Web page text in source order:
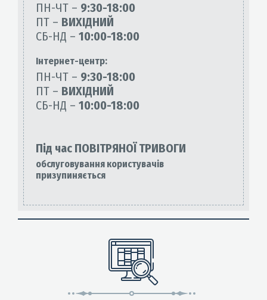
ПН-ЧТ – 9:30-18:00
ПТ – ВИХІДНИЙ
СБ-НД – 10:00-18:00
Інтернет-центр:
ПН-ЧТ – 9:30-18:00
ПТ – ВИХІДНИЙ
СБ-НД – 10:00-18:00
Під час ПОВІТРЯНОЇ ТРИВОГИ
обслуговування користувачів
призупиняється